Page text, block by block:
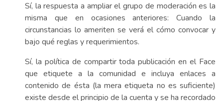
Sí, la respuesta a ampliar el grupo de moderación es la
misma que en ocasiones anteriores: Cuando la
circunstancias lo ameriten se verá el cómo convocar y
bajo qué reglas y requerimientos.
Sí, la política de compartir toda publicación en el Face
que etiquete a la comunidad e incluya enlaces a
contenido de ésta (la mera etiqueta no es suficiente)
existe desde el principio de la cuenta y se ha recordado